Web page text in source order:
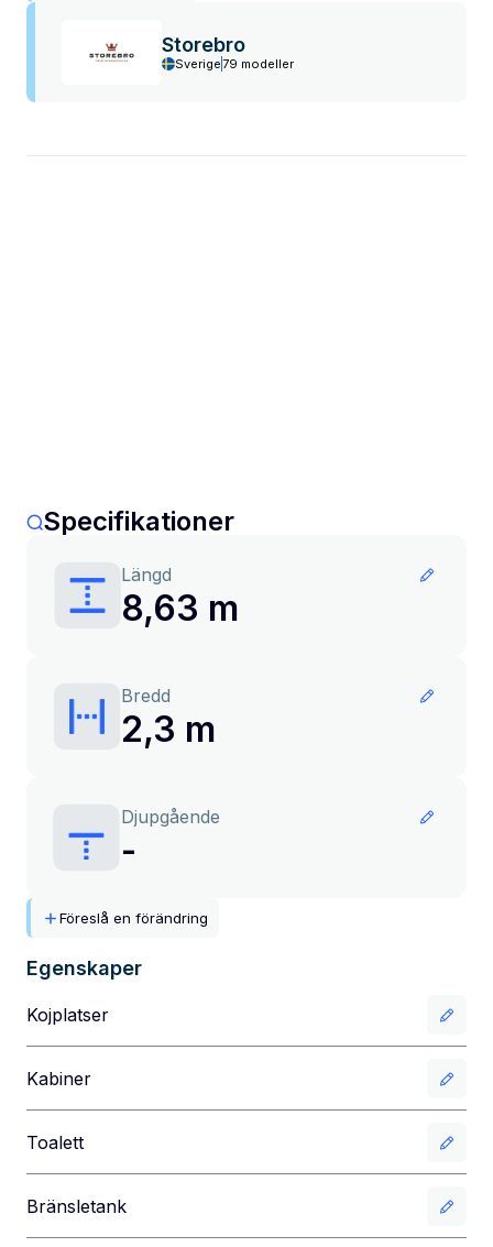
Storebro
Sverige79 modeller
Specifikationer
Längd
8,63 m
Bredd
2,3 m
Djupgående
-
Föreslå en förändring
Egenskaper
Kojplatser
Kabiner
Toalett
Bränsletank